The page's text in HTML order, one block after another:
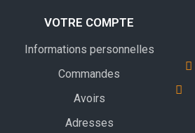
VOTRE COMPTE
Informations personnelles
Commandes
Avoirs
Adresses